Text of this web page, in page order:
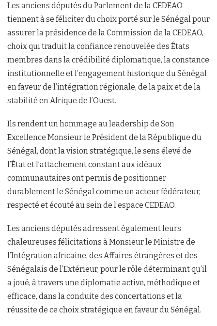
Les anciens députés du Parlement de la CEDEAO
tiennent à se féliciter du choix porté sur le Sénégal pour
assurer la présidence de la Commission de la CEDEAO,
choix qui traduit la confiance renouvelée des États
membres dans la crédibilité diplomatique, la constance
institutionnelle et l’engagement historique du Sénégal
en faveur de l’intégration régionale, de la paix et de la
stabilité en Afrique de l’Ouest.
Ils rendent un hommage au leadership de Son
Excellence Monsieur le Président de la République du
Sénégal, dont la vision stratégique, le sens élevé de
l’État et l’attachement constant aux idéaux
communautaires ont permis de positionner
durablement le Sénégal comme un acteur fédérateur,
respecté et écouté au sein de l’espace CEDEAO.
Les anciens députés adressent également leurs
chaleureuses félicitations à Monsieur le Ministre de
l’Intégration africaine, des Affaires étrangères et des
Sénégalais de l’Extérieur, pour le rôle déterminant qu’il
a joué, à travers une diplomatie active, méthodique et
efficace, dans la conduite des concertations et la
réussite de ce choix stratégique en faveur du Sénégal.